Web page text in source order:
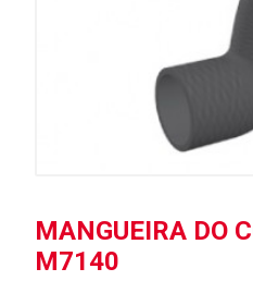
MANGUEIRA DO
M7140